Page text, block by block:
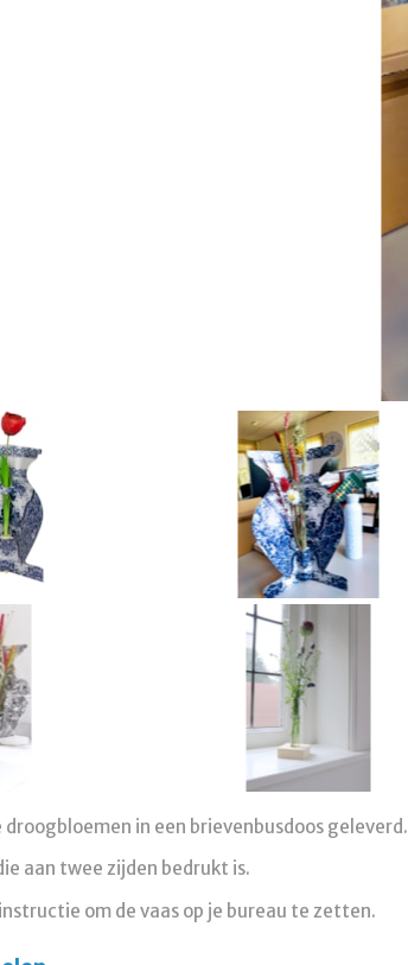
in een brievenbusdoos geleverd.
aan twee zijden bedrukt is.
om de vaas op je bureau te zetten.